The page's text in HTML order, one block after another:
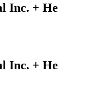
Inc. + He
Inc. + He